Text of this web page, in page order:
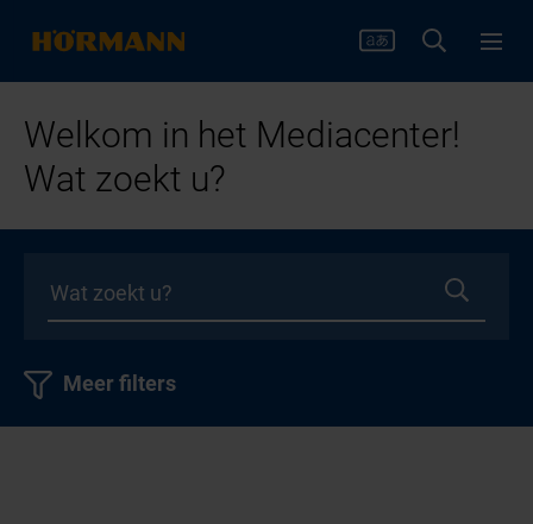
Welkom in het Mediacenter!
Wat zoekt u?
Meer filters